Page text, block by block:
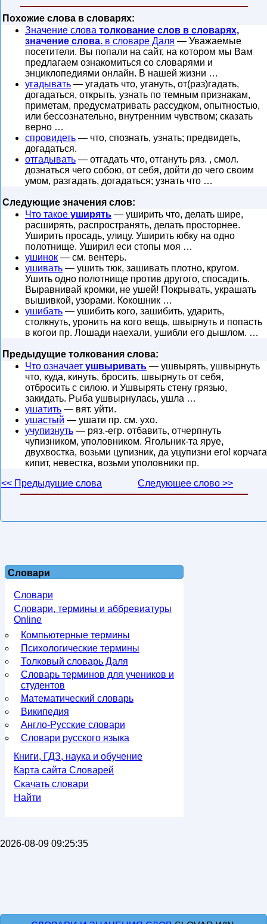
Похожие слова в словарях:
Значение слова толкование слов в словарях,
значение слова. в словаре Даля — Уважаемые
посетители. Вы попали на сайт, на котором мы Вам
предлагаем ознакомиться со словарями и
энциклопедиями онлайн. В нашей жизни …
угадывать — угадать что, угануть, от(раз)гадать,
догадаться, открыть, узнать по темным признакам,
приметам, предусматривать рассудком, опытностью,
или бессознательно, внутренним чувством; сказать
верно …
спровидеть — что, спознать, узнать; предвидеть,
догадаться.
отгадывать — отгадать что, отгануть ряз. , смол.
дознаться чего собою, от себя, дойти до чего своим
умом, разгадать, догадаться; узнать что …
Следующие значения слов:
Что такое уширять — уширить что, делать шире,
расширять, распространять, делать просторнее.
Уширить просадь, улицу. Уширить юбку на одно
полотнище. Уширил еси стопы моя …
ушинок — см. вентерь.
ушивать — ушить тюк, зашивать плотно, кругом.
Ушить одно полотнище против другого, спосадить.
Выравнивай кромки, не ушей! Покрывать, украшать
вышивкой, узорами. Кокошник …
ушибать — ушибить кого, зашибить, ударить,
столкнуть, уронить на кого вещь, швырнуть и попасть
в когои пр. Лошади наехали, ушибли его дышлом. …
Предыдущие толкования слова:
Что означает ушвыривать — ушвырять, ушвырнуть
что, куда, кинуть, бросить, швырнуть от себя,
отбросить с силою. и Ушвырять стену грязью,
закидать. Рыба ушвырнулась, ушла …
ушатить — вят. уйти.
ушастый — ушати пр. см. ухо.
учупизнуть — ряз.-егр. отбавить, отчерпнуть
чупизником, уполовником. Ягольник-та яруе,
двухвостка, возьми цупизник, да уцупизни его! корчага
кипит, невестка, возьми уполовники пр.
<< Предыдущие слова
Следующее слово >>
Словари
Словари
Словари, термины и аббревиатуры
Online
Компьютерные термины
Психологические термины
Толковый словарь Даля
Словарь терминов для учеников и
студентов
Математический словарь
Википедия
Англо-Русские словари
Словари русского языка
Книги, ГДЗ, наука и обучение
Карта сайта Словарей
Скачать словари
Найти
2026-08-09 09:25:35